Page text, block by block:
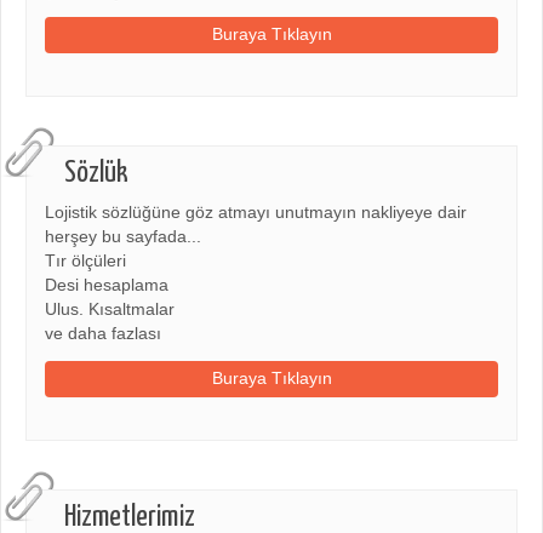
Buraya Tıklayın
Sözlük
Lojistik sözlüğüne göz atmayı unutmayın nakliyeye dair
herşey bu sayfada...
Tır ölçüleri
Desi hesaplama
Ulus. Kısaltmalar
ve daha fazlası
Buraya Tıklayın
Hizmetlerimiz